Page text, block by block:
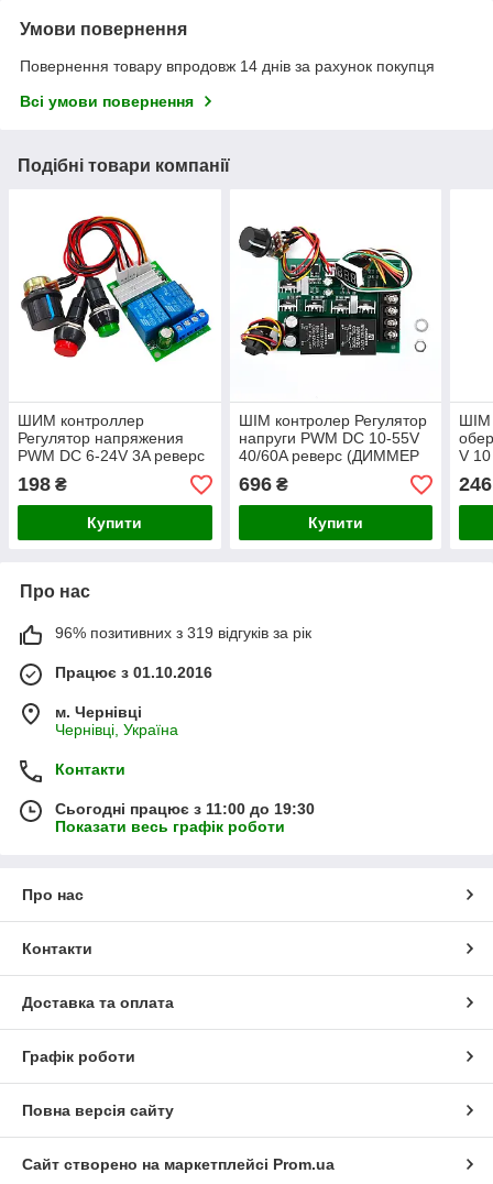
Умови повернення
Повернення товару впродовж 14 днів за рахунок покупця
Всі умови повернення
Подібні товари компанії
ШИМ контроллер
Регулятор напряжения
PWM DC 6-24V 3A реверс
регулятор оборотов
двигателя
198 ₴
Купити
ШІМ контролер Регулятор
напруги PWM DC 10-55V
40/60A реверс (ДИММЕР
димер) регулятор обертів
двигуна
696₴
Купити
ШІМ
V
246
Про нас
96% позитивних з 319 відгуків за рік
Працює з 01.10.2016
м. Чернівці
Чернівці, Україна
Контакти
Сьогодні працює з 11:00 до 19:30
Показати весь графік роботи
Про нас
Контакти
Доставка та оплата
Графік роботи
Повна версія сайту
Сайт створено на маркетплейсі Prom.ua